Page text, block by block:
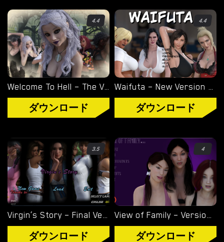
4.4
Welcome To Hell – The Vampire Chronicles – New Version 0.1.0 Remastered [NoobPRO Games]
ダウンロード
4.4
Waifuta – New Version 0.6 [Tiltproofno]
ダウンロード
3.5
Virgin’s Story – Final Version 1.0 [Wet Pantsu Games]
ダウンロード
4
View of Family – Version 0.1.4 [Marvel]
ダウンロード